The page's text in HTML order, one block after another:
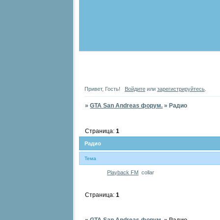
Привет, Гость! Войдитеили зарегистрируйтесь.
»GTA San Andreas форум. » Радио
Радио
Страница:1
Тема
Playback FM collar
Страница:1